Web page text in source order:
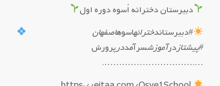
دبیرستان دخترانه اُسوه دوره اول
#دبیرستاندخترانهاسوهاصفهان
#پیشتازدرآموزشسرآمددرپرورش
….………………………….